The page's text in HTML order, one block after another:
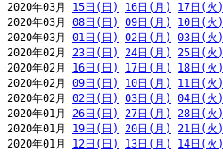
2020年03月 15日(日) 16日(月) 17日(火)
2020年03月 08日(日) 09日(月) 10日(火)
2020年03月 01日(日) 02日(月) 03日(火)
2020年02月 23日(日) 24日(月) 25日(火)
2020年02月 16日(日) 17日(月) 18日(火)
2020年02月 09日(日) 10日(月) 11日(火)
2020年02月 02日(日) 03日(月) 04日(火)
2020年01月 26日(日) 27日(月) 28日(火)
2020年01月 19日(日) 20日(月) 21日(火)
2020年01月 12日(日) 13日(月) 14日(火)